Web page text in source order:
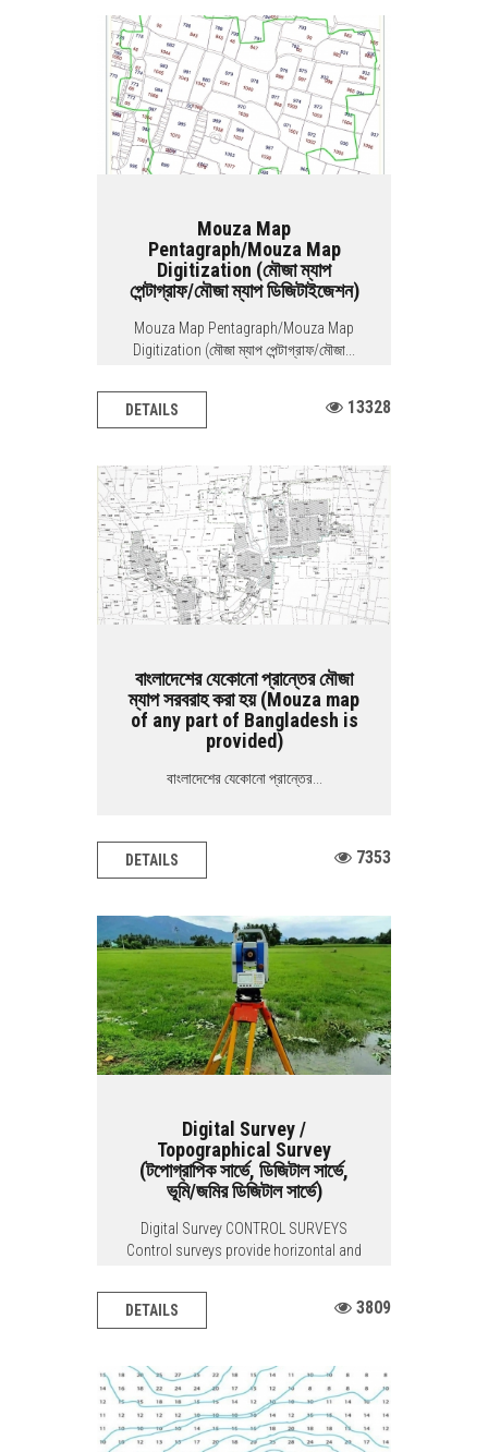
Mouza Map
Pentagraph/Mouza Map
Digitization (মৌজা ম্যাপ
পেন্টাগ্রাফ/মৌজা ম্যাপ ডিজিটাইজেশন)
Mouza Map Pentagraph/Mouza Map
Digitization (মৌজা ম্যাপ পেন্টাগ্রাফ/মৌজা...
DETAILS 13328
বাংলাদেশের যেকোনো প্রান্তের মৌজা
ম্যাপ সরবরাহ করা হয় (Mouza map
of any part of Bangladesh is
provided)
বাংলাদেশের যেকোনো প্রান্তের...
DETAILS 7353
Digital Survey /
Topographical Survey
(টপোগ্রাপিক সার্ভে, ডিজিটাল সার্ভে,
ভূমি/জমির ডিজিটাল সার্ভে)
Digital Survey CONTROL SURVEYS
Control surveys provide horizontal and
DETAILS 3809